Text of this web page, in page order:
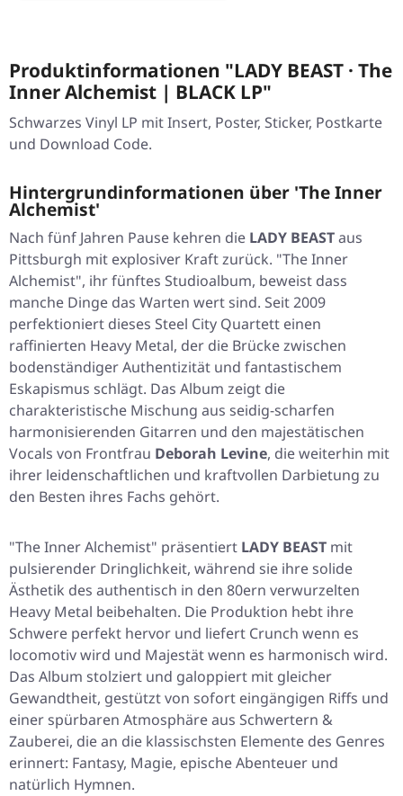
Produktinformationen "LADY BEAST · The
Inner Alchemist | BLACK LP"
Schwarzes Vinyl LP mit Insert, Poster, Sticker, Postkarte
und Download Code.
Hintergrundinformationen über 'The Inner
Alchemist'
Nach fünf Jahren Pause kehren die LADY BEASTaus
Pittsburgh mit explosiver Kraft zurück. "The Inner
Alchemist", ihr fünftes Studioalbum, beweist dass
manche Dinge das Warten wert sind. Seit 2009
perfektioniert dieses Steel City Quartett einen
raffinierten Heavy Metal, der die Brücke zwischen
bodenständiger Authentizität und fantastischem
Eskapismus schlägt. Das Album zeigt die
charakteristische Mischung aus seidig-scharfen
harmonisierenden Gitarren und den majestätischen
Vocals von Frontfrau Deborah Levine, die weiterhin mit
ihrer leidenschaftlichen und kraftvollen Darbietung zu
den Besten ihres Fachs gehört.
"The Inner Alchemist" präsentiert LADY BEAST mit
pulsierender Dringlichkeit, während sie ihre solide
Ästhetik des authentisch in den 80ern verwurzelten
Heavy Metal beibehalten. Die Produktion hebt ihre
Schwere perfekt hervor und liefert Crunch wenn es
locomotiv wird und Majestät wenn es harmonisch wird.
Das Album stolziert und galoppiert mit gleicher
Gewandtheit, gestützt von sofort eingängigen Riffs und
einer spürbaren Atmosphäre aus Schwertern &
Zauberei, die an die klassischsten Elemente des Genres
erinnert: Fantasy, Magie, epische Abenteuer und
natürlich Hymnen.